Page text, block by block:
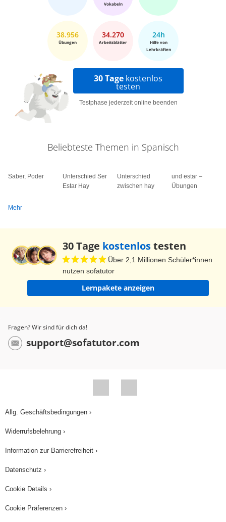
Vokabeln
38.956
Übungen
34.270
Arbeitsblätter
24h
Hilfe von
Lehrkräften
30 Tage kostenlos
testen
Testphase jederzeit online beenden
Beliebteste Themen in Spanisch
Saber, Poder
Unterschied Ser
Estar Hay
Unterschied
zwischen hay
und estar –
Übungen
Mehr
30 Tage kostenlostesten
Über 2,1 Millionen Schüler*innen
nutzen sofatutor
Lernpakete anzeigen
Fragen? Wir sind für dich da!
support@sofatutor.com
Allg. Geschäftsbedingungen ›
Widerrufsbelehrung ›
Information zur Barrierefreiheit ›
Datenschutz ›
Cookie Details ›
Cookie Präferenzen ›